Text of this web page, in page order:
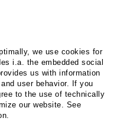
we use cookies for
i.a. the embedded social
us with information
user behavior. If you
to the use of technically
our website. See